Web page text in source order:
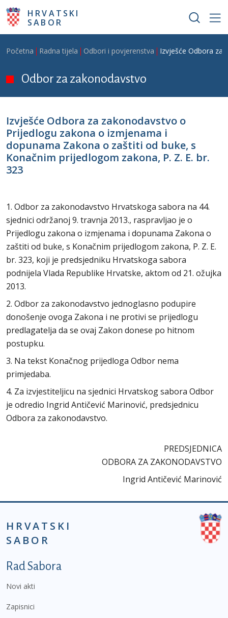
Skoči na glavni sadržaj
HRVATSKI
SABOR
Breadcrumb
Početna Radna tijela Odbori i povjerenstva Izvješće Odbora za
Odbor za zakonodavstvo
Izvješće Odbora za zakonodavstvo o
Prijedlogu zakona o izmjenama i
dopunama Zakona o zaštiti od buke, s
Konačnim prijedlogom zakona, P. Z. E. br.
323
1. Odbor za zakonodavstvo Hrvatskoga sabora na 44.
sjednici održanoj 9. travnja 2013., raspravljao je o
Prijedlogu zakona o izmjenama i dopunama Zakona o
zaštiti od buke, s Konačnim prijedlogom zakona, P. Z. E.
br. 323, koji je predsjedniku Hrvatskoga sabora
podnijela Vlada Republike Hrvatske, aktom od 21. ožujka
2013.
2. Odbor za zakonodavstvo jednoglasno podupire
donošenje ovoga Zakona i ne protivi se prijedlogu
predlagatelja da se ovaj Zakon donese po hitnom
postupku.
3. Na tekst Konačnog prijedloga Odbor nema
primjedaba.
4. Za izvjestiteljicu na sjednici Hrvatskog sabora Odbor
je odredio Ingrid Antičević Marinović, predsjednicu
Odbora za zakonodavstvo.
PREDSJEDNICA
ODBORA ZA ZAKONODAVSTVO
Ingrid Antičević Marinović
HRVATSKI
SABOR
Podnožje prvi izbornik
Rad Sabora
Novi akti
Zapisnici